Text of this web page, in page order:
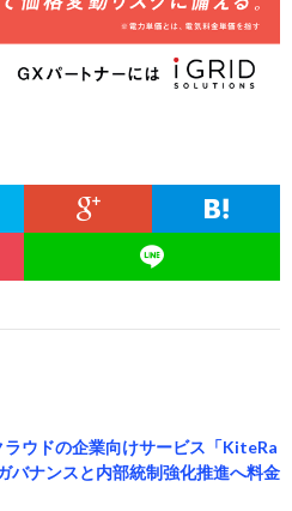
ラウドの企業向けサービス「KiteRa
バナンスと内部統制強化推進へ料金